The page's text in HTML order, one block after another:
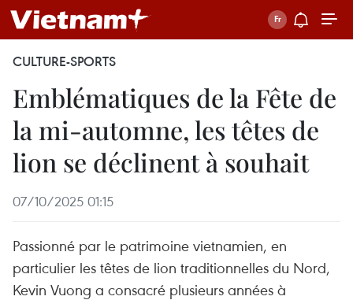
CULTURE-SPORTS
Emblématiques de la Fête de
la mi-automne, les têtes de
lion se déclinent à souhait
07/10/2025 01:15
Passionné par le patrimoine vietnamien, en
particulier les têtes de lion traditionnelles du Nord,
Kevin Vuong a consacré plusieurs années à